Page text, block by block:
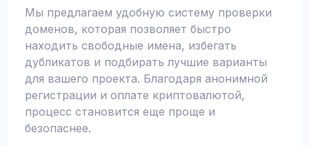
Мы предлагаем удобную систему проверки
доменов, которая позволяет быстро
находить свободные имена, избегать
дубликатов и подбирать лучшие варианты
для вашего проекта. Благодаря анонимной
регистрации и оплате криптовалютой,
процесс становится еще проще и
безопаснее.